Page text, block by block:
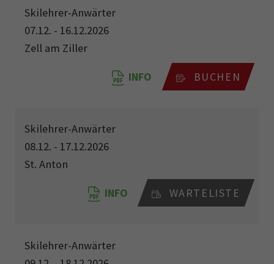
Skilehrer-Anwärter
07.12. - 16.12.2026
Zell am Ziller
INFO BUCHEN
Skilehrer-Anwärter
08.12. - 17.12.2026
St. Anton
INFO WARTELISTE
Skilehrer-Anwärter